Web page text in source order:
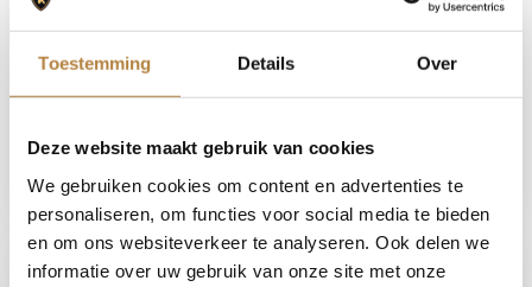
Toestemming Details Over
Deze website maakt gebruik van cookies
We gebruiken cookies om content en advertenties te
personaliseren, om functies voor social media te bieden
en om ons websiteverkeer te analyseren. Ook delen we
informatie over uw gebruik van onze site met onze
Auto Keijzers